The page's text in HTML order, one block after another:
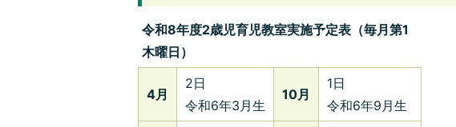
令和8年度2歳児育児教室実施予定表（毎月第1
木曜日）
4月
2日
令和6年3月生
10月
1日
令和6年9月生